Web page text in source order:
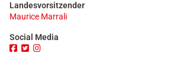
Landesvorsitzender
Maurice Marrali
Social Media